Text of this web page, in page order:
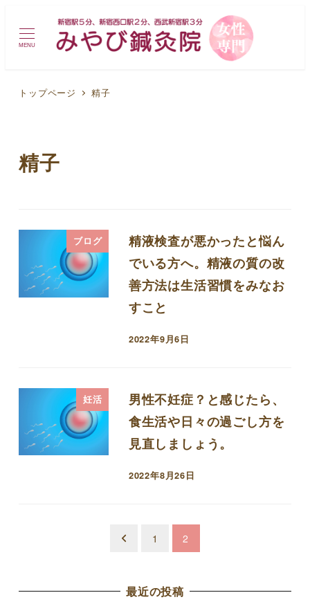
MENU
トップページ 精子
精子
ブログ
精液検査が悪かったと悩ん
でいる方へ。精液の質の改
善方法は生活習慣をみなお
すこと
投稿日
2022年9月6日
妊活
男性不妊症？と感じたら、
食生活や日々の過ごし方を
見直しましょう。
投稿日
2022年8月26日
の
1 2
最近の投稿